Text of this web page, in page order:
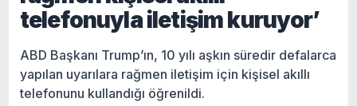
telefonuyla iletişim kuruyor’
ABD Başkanı Trump’ın, 10 yılı aşkın süredir defalarca
yapılan uyarılara rağmen iletişim için kişisel akıllı
telefonunu kullandığı öğrenildi.